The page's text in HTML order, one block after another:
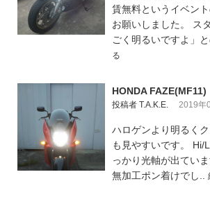
賃無料というイベン
お願いしました。 ス
ごく明るいですよ」
る
HONDA FAZE(MF11)
投稿者 T.A.K.E. 2019年
ハロゲンより明るく
も見やすいです。 Hi/
っかり光軸が出てい
無加工ポン着けでし..